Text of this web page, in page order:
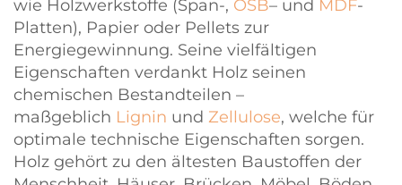
wie Holzwerkstoffe (Span-, OSB– und MDF-
Platten), Papier oder Pellets zur
Energiegewinnung. Seine vielfältigen
Eigenschaften verdankt Holz seinen
chemischen Bestandteilen –
maßgeblich Lignin und Zellulose, welche für
optimale technische Eigenschaften sorgen.
Holz gehört zu den ältesten Baustoffen der